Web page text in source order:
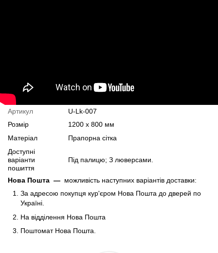
Артикул
U-Lk-007
Розмір
1200 х 800 мм
Матеріал
Прапорна сітка
Доступні
варіанти
пошиття
Під палицю; З люверсами.
Нова Пошта — можливість наступних варіантів доставки:
За адресою покупця кур'єром Нова Пошта до дверей по
Україні.
На відділення Нова Пошта
Поштомат Нова Пошта.